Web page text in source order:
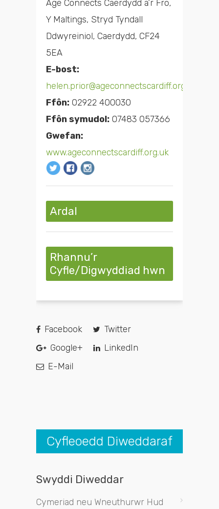
Age Connects Caerdydd a’r Fro,
Y Maltings, Stryd Tyndall
Ddwyreiniol, Caerdydd, CF24
5EA
E-bost:
helen.prior@ageconnectscardiff.org.uk
Ffôn: 02922 400030
Ffôn symudol: 07483 057366
Gwefan:
www.ageconnectscardiff.org.uk
Ardal
Rhannu’r
Cyfle/Digwyddiad hwn
Facebook
Twitter
Google+
LinkedIn
E-Mail
Cyfleoedd Diweddaraf
Swyddi Diweddar
Cymeriad neu Wneuthurwr Hud